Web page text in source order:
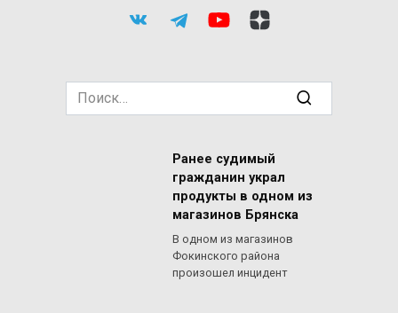
Search
for:
Ранее судимый
гражданин украл
продукты в одном из
магазинов Брянска
В одном из магазинов
Фокинского района
произошел инцидент